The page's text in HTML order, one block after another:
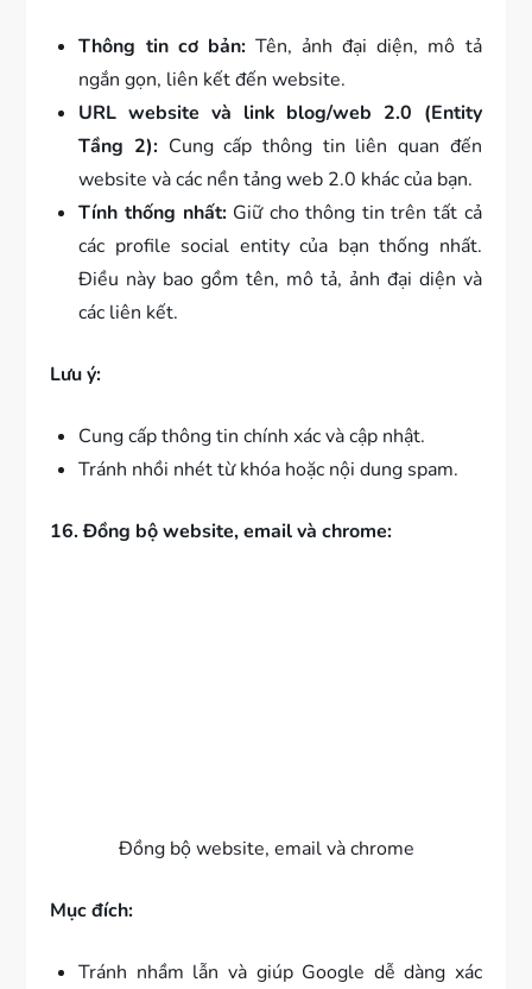
Thông tin cơ bản:Tên, ảnh đại diện, mô tả
ngắn gọn, liên kết đến website.
URL website và link blog/web 2.0 (Entity
Tầng 2): Cung cấp thông tin liên quan đến
website và các nền tảng web 2.0 khác của bạn.
Tính thống nhất:Giữ cho thông tin trên tất cả
các profile social entity của bạn thống nhất.
Điều này bao gồm tên, mô tả, ảnh đại diện và
các liên kết.
Lưu ý:
Cung cấp thông tin chính xác và cập nhật.
Tránh nhồi nhét từ khóa hoặc nội dung spam.
16. Đồng bộ website, email và chrome:
Đồng bộ website, email và chrome
Mục đích:
Tránh nhầm lẫn và giúp Google dễ dàng xác